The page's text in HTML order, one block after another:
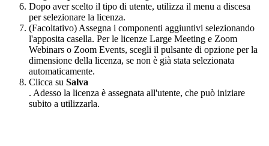
Dopo aver scelto il tipo di utente, utilizza il menu a discesa
per selezionare la licenza.
(Facoltativo) Assegna i componenti aggiuntivi selezionando
l'apposita casella. Per le licenze Large Meeting e Zoom
Webinars o Zoom Events, scegli il pulsante di opzione per la
dimensione della licenza, se non è già stata selezionata
automaticamente.
Clicca su Salva
. Adesso la licenza è assegnata all'utente, che può iniziare
subito a utilizzarla.